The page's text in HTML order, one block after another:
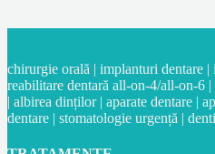
chirurgie orală | implanturi dentare
reabilitare dentară all-on-4/all-on-6
| albirea dinților | aparate dentare |
dentare | stomatologie urgență |